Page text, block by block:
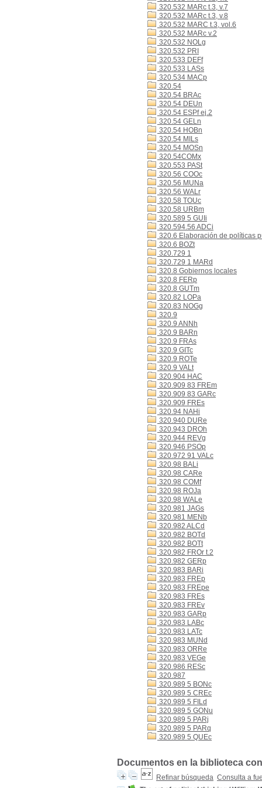
320.532 MARc t.3, v.7
320.532 MARc t.3, v.8
320.532 MARC t.3, vol.6
320.532 MARc v.2
320.532 NOLg
320.532 PRI
320.533 DEFf
320.533 LASs
320.534 MACp
320.54
320.54 BRAc
320.54 DEUn
320.54 ESPf ej.2
320.54 GELn
320.54 HOBn
320.54 MILs
320.54 MOSn
320.54COMx
320.553 PASt
320.56 COOc
320.56 MUNa
320.56 WALr
320.58 TOUc
320.58 URBm
320.589 5 GUIi
320.594.56 ADCi
320.6 Elaboración de políticas
320.6 BOZt
320.729 1
320.729 1 MARd
320.8 Gobiernos locales
320.8 FERp
320.8 GUTm
320.82 LOPa
320.83 NOGg
320.9
320.9 ANNh
320.9 BARn
320.9 FRAs
320.9 GITc
320.9 ROTe
320.9 VALt
320.904 HAC
320.909 83 FREm
320.909 83 GARc
320.909 FREs
320.94 NAHi
320.940 DURe
320.943 DROh
320.944 REVg
320.946 PSOp
320.972 91 VALc
320.98 BALi
320.98 CARe
320.98 COMf
320.98 ROJa
320.98 WALe
320.981 JAGs
320.981 MENb
320.982 ALCd
320.982 BOTd
320.982 BOTt
320.982 FROr t.2
320.982 GERp
320.983 BARi
320.983 FREp
320.983 FREpe
320.983 FREs
320.983 FREv
320.983 GARp
320.983 LABc
320.983 LATc
320.983 MUNd
320.983 ORRe
320.983 VEGe
320.986 RESc
320.987
320.989 5 BONc
320.989 5 CREc
320.989 5 FILd
320.989 5 GONu
320.989 5 PARj
320.989 5 PARq
320.989 5 QUEc
Documentos en la biblioteca
Refinar búsqueda Consulta a